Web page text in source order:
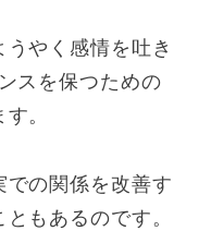
やく感情を吐き
スを保つための
。
の関係を改善す
もあるのです。